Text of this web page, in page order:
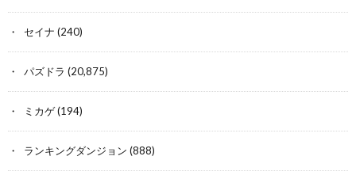
セイナ (240)
パズドラ (20,875)
ミカゲ(194)
ランキングダンジョン (888)